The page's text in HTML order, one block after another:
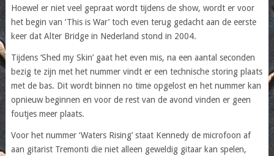
Hoewel er niet veel gepraat wordt tijdens de show, wordt er voor
het begin van ‘This is War’ toch even terug gedacht aan de eerste
keer dat Alter Bridge in Nederland stond in 2004.
Tijdens ‘Shed my Skin’ gaat het even mis, na een aantal seconden
bezig te zijn met het nummer vindt er een technische storing plaats
met de bas. Dit wordt binnen no time opgelost en het nummer kan
opnieuw beginnen en voor de rest van de avond vinden er geen
foutjes meer plaats.
Voor het nummer ‘Waters Rising’ staat Kennedy de microfoon af
aan gitarist Tremonti die niet alleen geweldig gitaar kan spelen,